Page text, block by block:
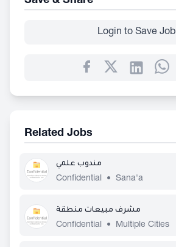
Login to Save Job
Related Jobs
مندوب علمي
Confidential
• Sana'a
مشرف مبيعات منطقة
Confidential
• Multiple Cities